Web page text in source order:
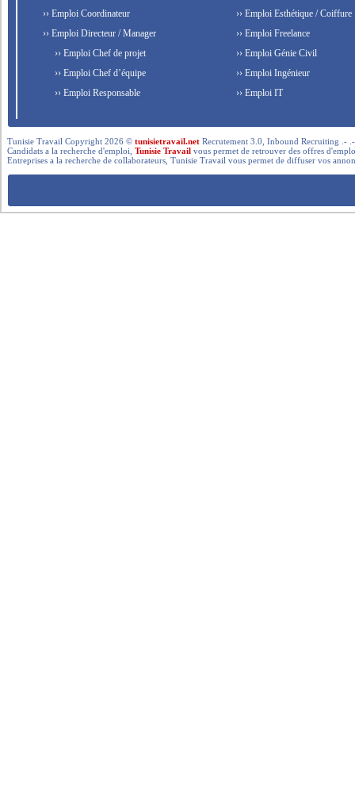
›› Emploi Coordinateur
›› Emploi Directeur / Manager
›› Emploi Chef de projet
›› Emploi Chef d’équipe
›› Emploi Responsable
›› Emploi Esthétique / Coiffure
›› Emploi Freelance
›› Emploi Génie Civil
›› Emploi Ingénieur
›› Emploi IT
Tunisie Travail Copyright 2026 ©tunisietravail.net Recrutement 3.0, Inbound Recruiting .-
Candidats a la recherche d'emploi,Tunisie Travail vous permet de retrouver des offres
Entreprises a la recherche de collaborateurs, Tunisie Travail vous permet de diffuser vos